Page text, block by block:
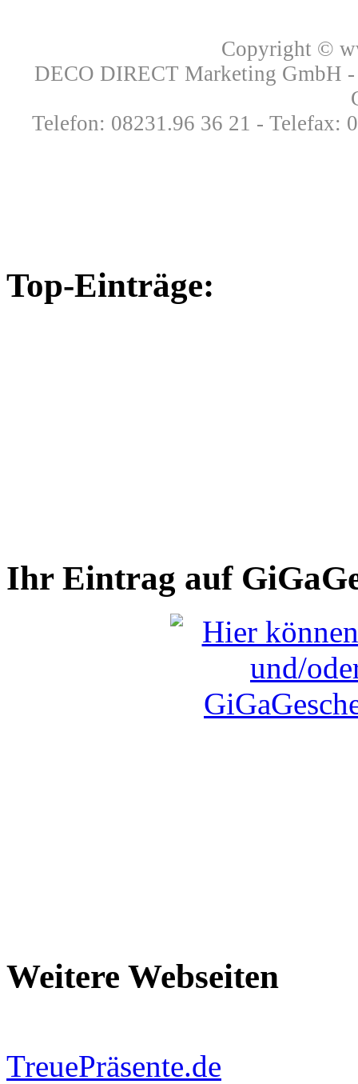
Copyright ©
DECO DIRECT Marketing GmbH
Telefon: 08231.96 36 21 - Telefax:
Top-Einträge:
Ihr Eintrag auf
Weitere Webseiten
TreuePräsente.de